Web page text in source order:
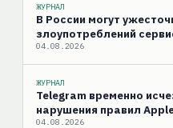
ЖУРНАЛ
В России могут
злоупотреблений
04.08.2026
ЖУРНАЛ
Telegram временно
нарушения правил
04.08.2026